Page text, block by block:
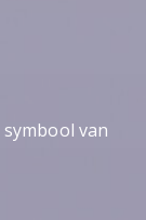
van